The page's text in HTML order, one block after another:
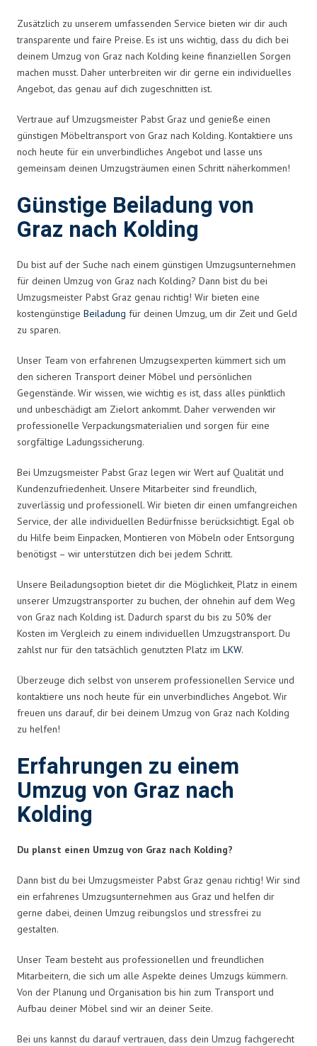
Zusätzlich zu unserem umfassenden Service bieten wir dir auch
transparente und faire Preise. Es ist uns wichtig, dass du dich bei
deinem Umzug von Graz nach Kolding keine finanziellen Sorgen
machen musst. Daher unterbreiten wir dir gerne ein individuelles
Angebot, das genau auf dich zugeschnitten ist.
Vertraue auf Umzugsmeister Pabst Graz und genieße einen
günstigen Möbeltransport von Graz nach Kolding. Kontaktiere uns
noch heute für ein unverbindliches Angebot und lasse uns
gemeinsam deinen Umzugsträumen einen Schritt näherkommen!
Günstige Beiladung von
Graz nach Kolding
Du bist auf der Suche nach einem günstigen Umzugsunternehmen
für deinen Umzug von Graz nach Kolding? Dann bist du bei
Umzugsmeister Pabst Graz genau richtig! Wir bieten eine
kostengünstige Beiladung für deinen Umzug, um dir Zeit und Geld
zu sparen.
Unser Team von erfahrenen Umzugsexperten kümmert sich um
den sicheren Transport deiner Möbel und persönlichen
Gegenstände. Wir wissen, wie wichtig es ist, dass alles pünktlich
und unbeschädigt am Zielort ankommt. Daher verwenden wir
professionelle Verpackungsmaterialien und sorgen für eine
sorgfältige Ladungssicherung.
Bei Umzugsmeister Pabst Graz legen wir Wert auf Qualität und
Kundenzufriedenheit. Unsere Mitarbeiter sind freundlich,
zuverlässig und professionell. Wir bieten dir einen umfangreichen
Service, der alle individuellen Bedürfnisse berücksichtigt. Egal ob
du Hilfe beim Einpacken, Montieren von Möbeln oder Entsorgung
benötigst – wir unterstützen dich bei jedem Schritt.
Unsere Beiladungsoption bietet dir die Möglichkeit, Platz in einem
unserer Umzugstransporter zu buchen, der ohnehin auf dem Weg
von Graz nach Kolding ist. Dadurch sparst du bis zu 50% der
Kosten im Vergleich zu einem individuellen Umzugstransport. Du
zahlst nur für den tatsächlich genutzten Platz im LKW.
Überzeuge dich selbst von unserem professionellen Service und
kontaktiere uns noch heute für ein unverbindliches Angebot. Wir
freuen uns darauf, dir bei deinem Umzug von Graz nach Kolding
zu helfen!
Erfahrungen zu einem
Umzug von Graz nach
Kolding
Du planst einen Umzug von Graz nach Kolding?
Dann bist du bei Umzugsmeister Pabst Graz genau richtig! Wir sind
ein erfahrenes Umzugsunternehmen aus Graz und helfen dir
gerne dabei, deinen Umzug reibungslos und stressfrei zu
gestalten.
Unser Team besteht aus professionellen und freundlichen
Mitarbeitern, die sich um alle Aspekte deines Umzugs kümmern.
Von der Planung und Organisation bis hin zum Transport und
Aufbau deiner Möbel sind wir an deiner Seite.
Bei uns kannst du darauf vertrauen, dass dein Umzug fachgerecht